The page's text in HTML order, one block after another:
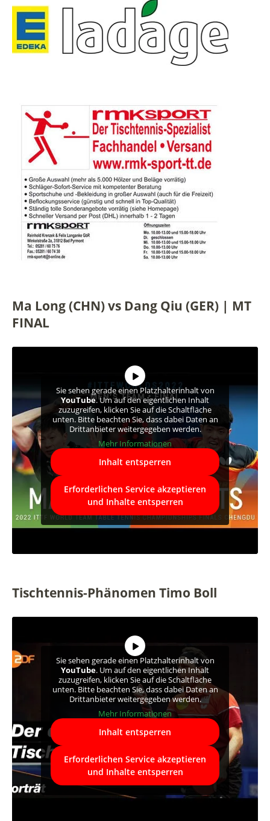
Ma Long (CHN) vs Dang Qiu (GER) | MT
FINAL
Sie sehen gerade einen Platzhalterinhalt von
YouTube. Um auf den eigentlichen Inhalt
zuzugreifen, klicken Sie auf die Schaltfläche
unten. Bitte beachten Sie, dass dabei Daten an
Drittanbieter weitergegeben werden.
Mehr Informationen
Inhalt entsperren
Erforderlichen Service akzeptieren
und Inhalte entsperren
Tischtennis-Phänomen Timo Boll
Sie sehen gerade einen Platzhalterinhalt von
YouTube. Um auf den eigentlichen Inhalt
zuzugreifen, klicken Sie auf die Schaltfläche
unten. Bitte beachten Sie, dass dabei Daten an
Drittanbieter weitergegeben werden.
Mehr Informationen
Inhalt entsperren
Erforderlichen Service akzeptieren
und Inhalte entsperren